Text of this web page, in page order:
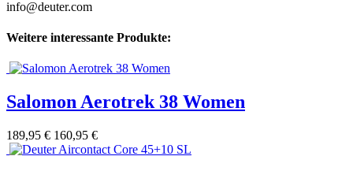
info@deuter.com
Weitere interessante Produkte:
Salomon Aerotrek 38 Women
189,95 € 160,95 €